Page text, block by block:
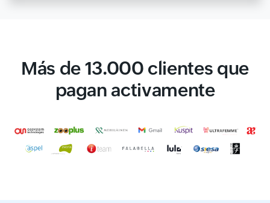
Más de 13.000 clientes que
pagan activamente